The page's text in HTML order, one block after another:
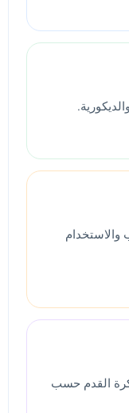
والاستخدام
كرة القدم حسب